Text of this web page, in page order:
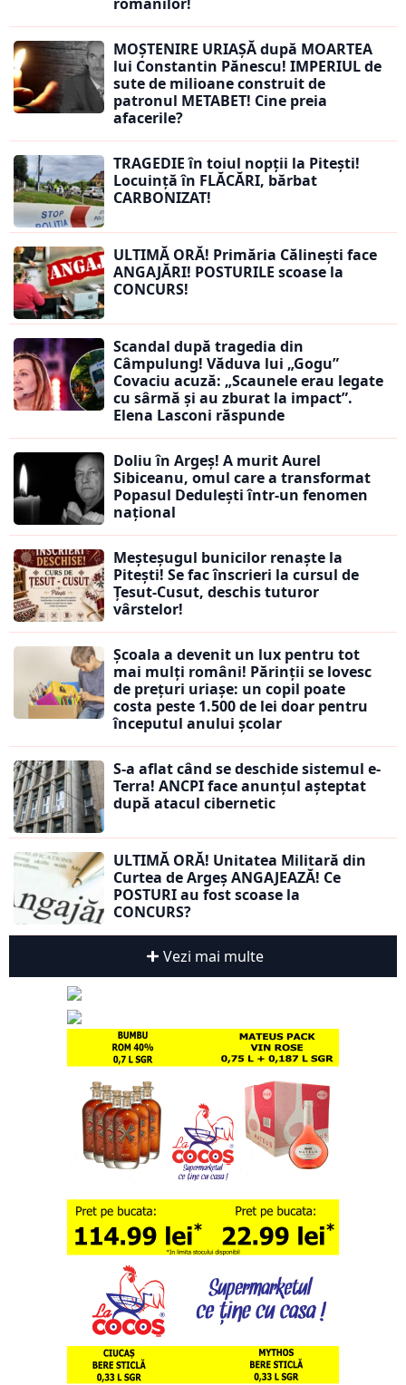
MOȘTENIRE URIAȘĂ după MOARTEA
lui Constantin Pănescu! IMPERIUL de
sute de milioane construit de
patronul METABET! Cine preia
afacerile?
TRAGEDIE în toiul nopții la Pitești!
Locuință în FLĂCĂRI, bărbat
CARBONIZAT!
ULTIMĂ ORĂ! Primăria Călinești face
ANGAJĂRI! POSTURILE scoase la
CONCURS!
Scandal după tragedia din
Câmpulung! Văduva lui „Gogu”
Covaciu acuză: „Scaunele erau legate
cu sârmă și au zburat la impact”.
Elena Lasconi răspunde
Doliu în Argeș! A murit Aurel
Sibiceanu, omul care a transformat
Popasul Dedulești într-un fenomen
național
Meșteșugul bunicilor renaște la
Pitești! Se fac înscrieri la cursul de
Țesut-Cusut, deschis tuturor
vârstelor!
Școala a devenit un lux pentru tot
mai mulți români! Părinții se lovesc
de prețuri uriașe: un copil poate
costa peste 1.500 de lei doar pentru
începutul anului școlar
S-a aflat când se deschide sistemul e-
Terra! ANCPI face anunțul așteptat
după atacul cibernetic
ULTIMĂ ORĂ! Unitatea Militară din
Curtea de Argeș ANGAJEAZĂ! Ce
POSTURI au fost scoase la
CONCURS?
Vezi mai multe